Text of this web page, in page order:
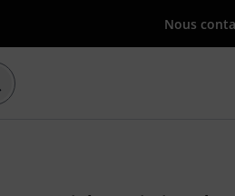
Nous
la recherche avec le